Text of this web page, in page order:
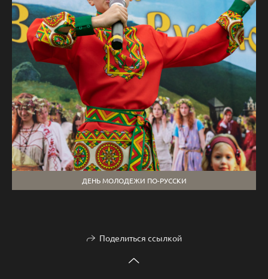
ДЕНЬ МОЛОДЕЖИ ПО-РУССКИ
Поделиться ссылкой